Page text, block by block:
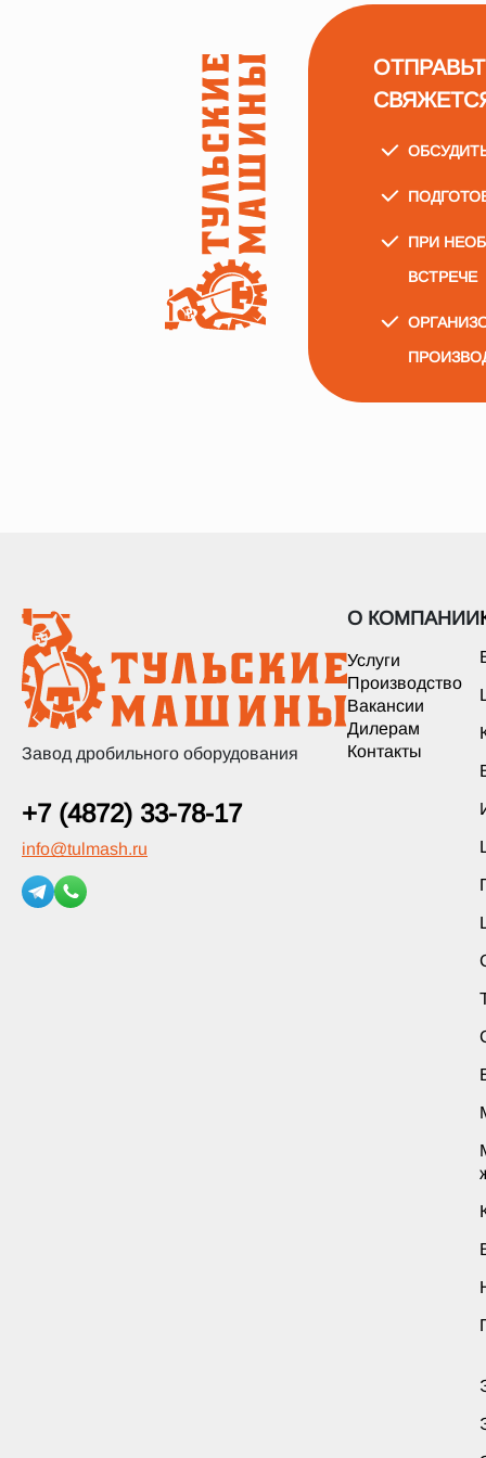
ПРИ
ВСТРЕЧЕ
Завод дробильного оборудования
+7 (4872) 33-78-17
info@tulmash.ru
О КОМПАНИИ
Услуги
Производство
Вакансии
Дилерам
Контакты